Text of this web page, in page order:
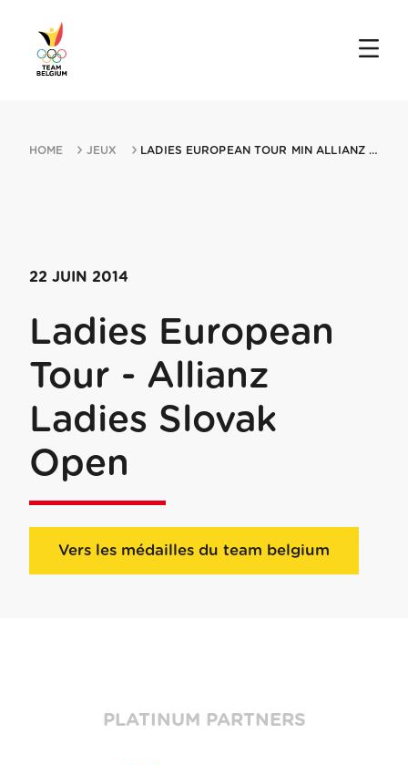
HOME JEUX LADIES EUROPEAN TOUR MIN ALLIANZ LADIES SLOVAK OPEN 22062014 BREZNO
22 JUIN 2014
Ladies European
Tour - Allianz
Ladies Slovak
Open
Vers les médailles du team belgium
PLATINUM PARTNERS